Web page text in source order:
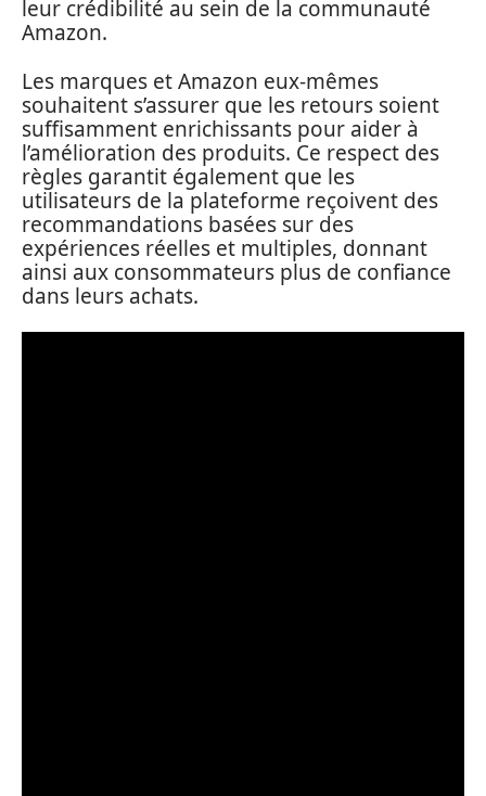
leur crédibilité au sein de la communauté
Amazon.
Les marques et Amazon eux-mêmes
souhaitent s’assurer que les retours soient
suffisamment enrichissants pour aider à
l’amélioration des produits. Ce respect des
règles garantit également que les
utilisateurs de la plateforme reçoivent des
recommandations basées sur des
expériences réelles et multiples, donnant
ainsi aux consommateurs plus de confiance
dans leurs achats.